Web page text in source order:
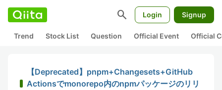
search Login Signup
Trend Stock List Question Official Event Official
【Deprecated】pnpm+Changesets+GitHub
Actionsでmonorepo内のnpmパッケージのリリ